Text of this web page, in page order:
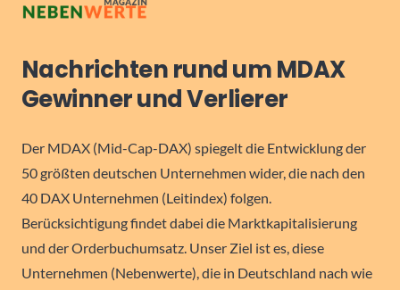
Nachrichten rund um MDAX
Gewinner und Verlierer
Der MDAX (Mid-Cap-DAX) spiegelt die Entwicklung der
50 größten deutschen Unternehmen wider, die nach den
40 DAX Unternehmen (Leitindex) folgen.
Berücksichtigung findet dabei die Marktkapitalisierung
und der Orderbuchumsatz. Unser Ziel ist es, diese
Unternehmen (Nebenwerte), die in Deutschland nach wie